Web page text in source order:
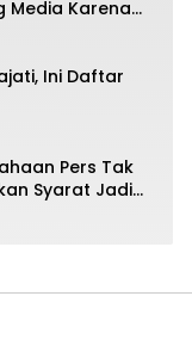
Media Karena
Ini Daftar
Pers Tak
Syarat Jadi